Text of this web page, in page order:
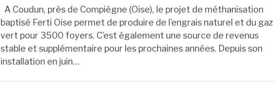
A Coudun, près de Compiègne (Oise), le projet de méthanisation
baptisé Ferti Oise permet de produire de l’engrais naturel et du gaz
vert pour 3500 foyers. C’est également une source de revenus
stable et supplémentaire pour les prochaines années. Depuis son
installation en juin…